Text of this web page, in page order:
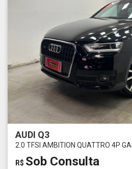
AUDI Q3
2.0 TFSI AMBITION QUATTRO 4P
R$ Sob Consulta